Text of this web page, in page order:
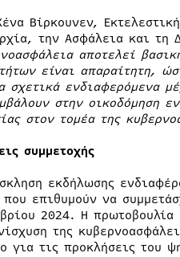
Βίρκουνεν,
την Ασφάλεια και τη
αποτελεί
είναι απαραίτητη,
σχετικά ενδιαφερόμενα
στην οικοδόμηση
στον τομέα της
συμμετοχής
εκδήλωσης
επιθυμούν να
2024. Η πρωτοβουλία
της
για τις προκλήσεις του